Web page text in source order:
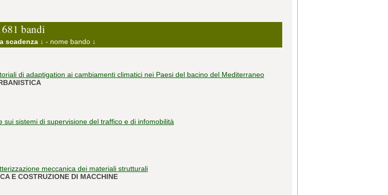
bandi
scadenza ↓ - nome bando ↓
di adaptigation ai cambiamenti climatici nei Paesi del bacino del Mediterraneo
sistemi di supervisione del traffico e di infomobilità
meccanica dei materiali strutturali
E COSTRUZIONE DI MACCHINE